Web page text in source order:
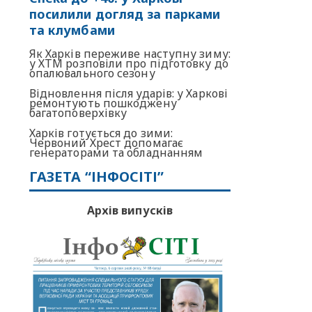
посилили догляд за парками
та клумбами
Як Харків переживе наступну зиму:
у ХТМ розповіли про підготовку до
опалювального сезону
Відновлення після ударів: у Харкові
ремонтують пошкоджену
багатоповерхівку
Харків готується до зими:
Червоний Хрест допомагає
генераторами та обладнанням
ГАЗЕТА “ІНФОСІТІ”
Архів випусків